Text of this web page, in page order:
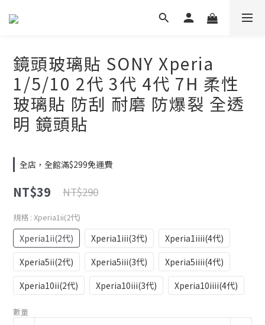
鏡頭玻璃貼 SONY Xperia
1/5/10 2代 3代 4代 7H 柔性
玻璃貼 防刮 耐磨 防爆裂 全透
明 鏡頭貼
全店，全館滿$299免運費
NT$39 NT$290
規格 : Xperia1ii(2代)
Xperia1ii(2代) Xperia1iii(3代)
Xperia1iiii(4代)
Xperia5ii(2代)
Xperia5iii(3代)
Xperia5iiii(4代)
Xperia10ii(2代)
Xperia10iii(3代) Xperia10iiii(4代)
數量